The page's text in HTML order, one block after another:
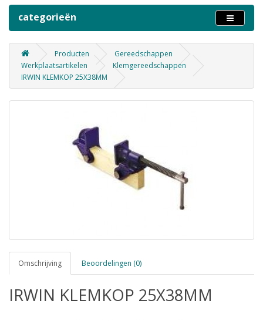
categorieën
Producten
Gereedschappen
Werkplaatsartikelen
Klemgereedschappen
IRWIN KLEMKOP 25X38MM
Omschrijving Beoordelingen (0)
IRWIN KLEMKOP 25X38MM